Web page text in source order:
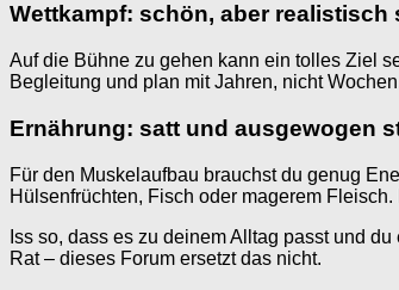
Wettkampf: schön, aber realistisch
Auf die Bühne zu gehen kann ein tolles Ziel
Begleitung und plan mit Jahren, nicht
Ernährung: satt und ausgewogen
Für den Muskelaufbau brauchst du genug
Hülsenfrüchten, Fisch oder magerem
Iss so, dass es zu deinem Alltag passt und
Rat – dieses Forum ersetzt das nicht.